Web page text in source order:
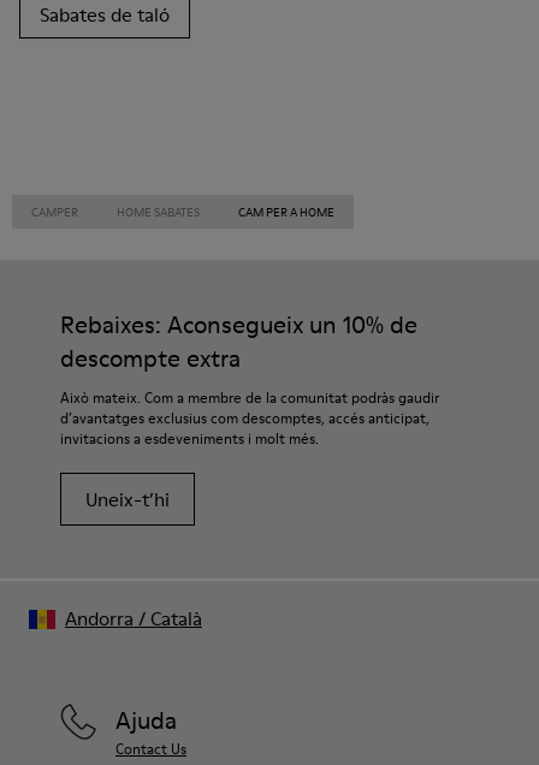
Sabates de taló
CAMPER HOME SABATES CAM PER A HOME
Rebaixes: Aconsegueix un 10% de
descompte extra
Això mateix. Com a membre de la comunitat podràs gaudir
d’avantatges exclusius com descomptes, accés anticipat,
invitacions a esdeveniments i molt més.
Uneix-t’hi
Ajuda
Contact Us
Andorra / Català